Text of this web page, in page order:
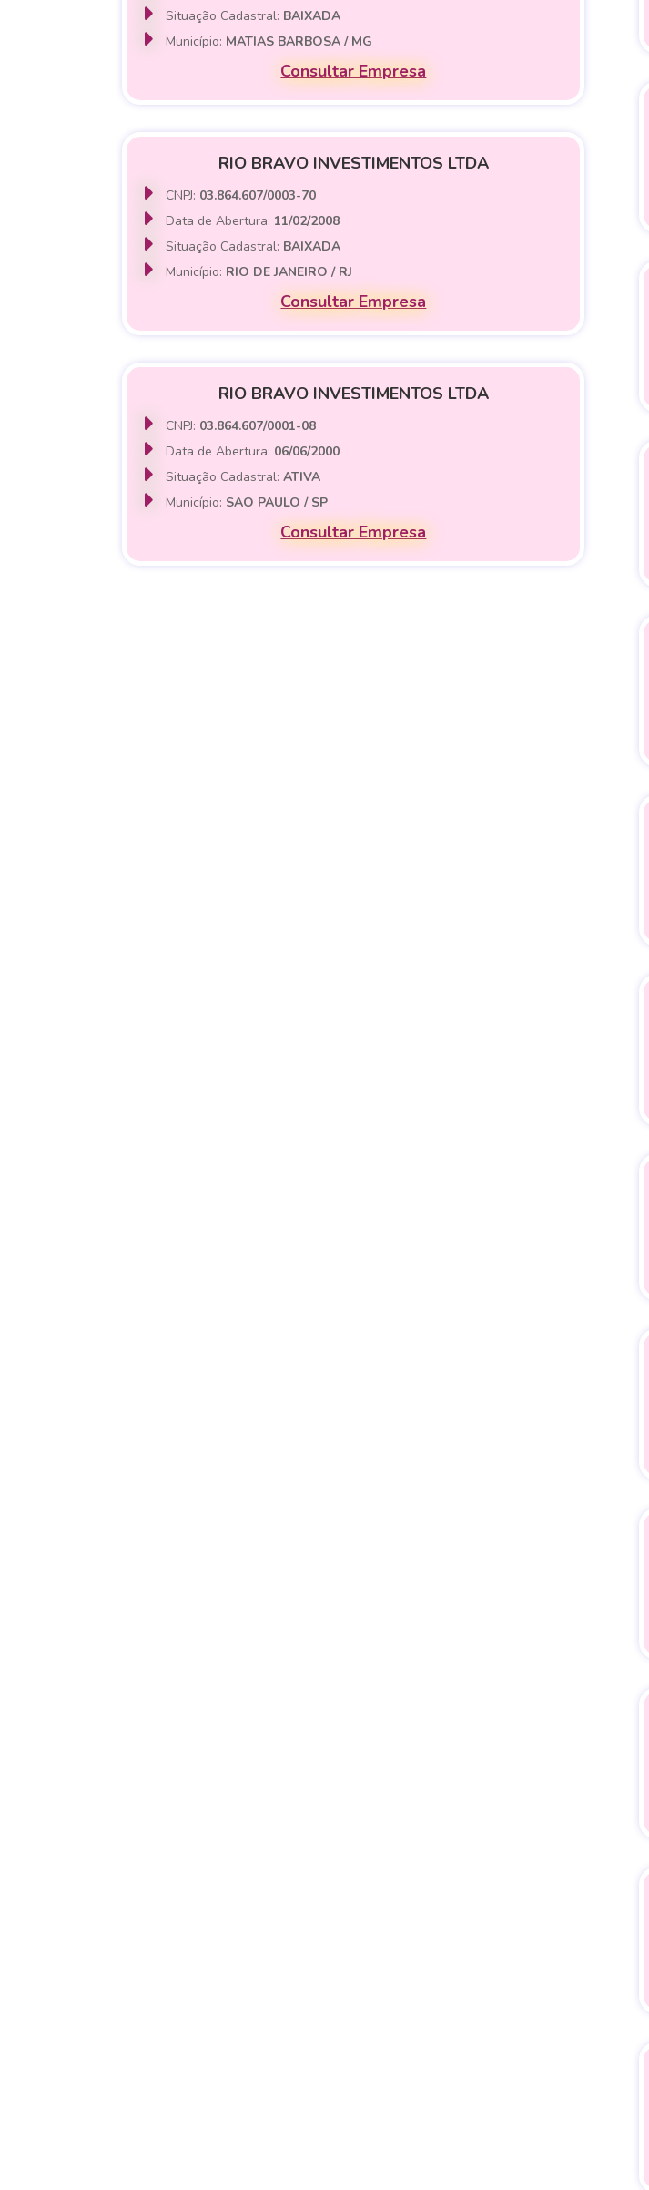
Situação Cadastral: BAIXADA
Município: MATIAS BARBOSA / MG
Consultar Empresa
RIO BRAVO INVESTIMENTOS LTDA
CNPJ: 03.864.607/0003-70
Data de Abertura: 11/02/2008
Situação Cadastral: BAIXADA
Município: RIO DE JANEIRO / RJ
Consultar Empresa
RIO BRAVO INVESTIMENTOS LTDA
CNPJ: 03.864.607/0001-08
Data de Abertura: 06/06/2000
Situação Cadastral:ATIVA
Município: SAO PAULO / SP
Consultar Empresa